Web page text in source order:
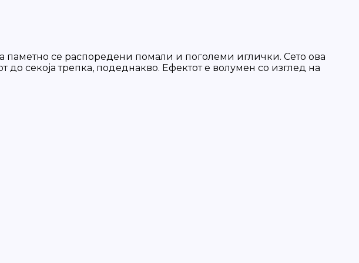
паметно се распоредени помали и поголеми иглички. Сето ова
секоја трепка, подеднакво. Ефектот е волумен со изглед на